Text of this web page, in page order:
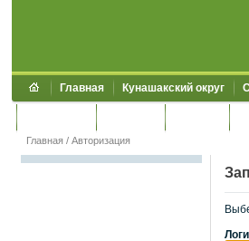
Главная Кунашакский округ
Главная / Авторизация